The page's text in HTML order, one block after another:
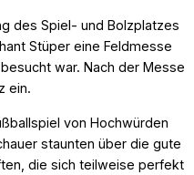
des Spiel- und Bolzplatzes
Stüper eine Feldmesse
war. Nach der Messe
ein.
von Hochwürden
staunten über die gute
die sich teilweise perfekt